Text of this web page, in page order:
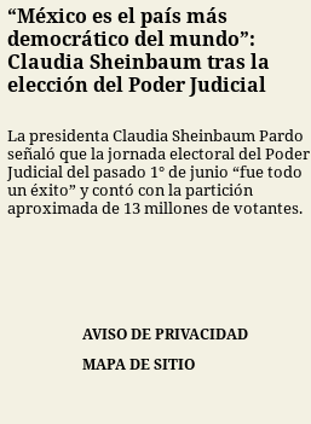
“México es el país más
democrático del mundo”:
Claudia Sheinbaum tras la
elección del Poder Judicial
La presidenta Claudia Sheinbaum Pardo
señaló que la jornada electoral del Poder
Judicial del pasado 1° de junio “fue todo
un éxito” y contó con la partición
aproximada de 13 millones de votantes.
AVISO DE PRIVACIDAD
MAPA DE SITIO